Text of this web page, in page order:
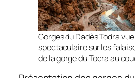
Gorges du Dadès Todra vue
spectaculaire sur les
de la gorge du Todra au